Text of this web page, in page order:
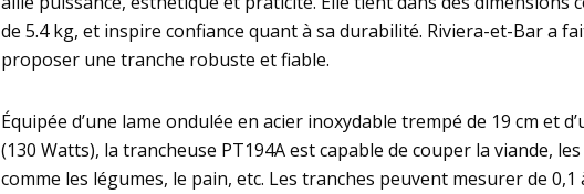
de 5.4 kg, et inspire confiance quant à sa durabilité. Riviera-et-Bar a
proposer une tranche robuste et fiable.
Équipée d’une lame ondulée en acier inoxydable trempé de 19 cm et
(130 Watts), la trancheuse PT194A est capable de couper la viande,
comme les légumes, le pain, etc. Les tranches peuvent mesurer de